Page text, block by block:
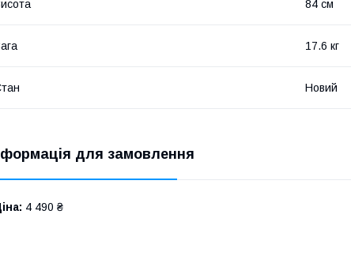
84 см
17.6 кг
Новий
для замовлення
4 490 ₴